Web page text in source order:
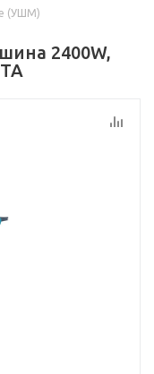
(УШМ)
2400W,